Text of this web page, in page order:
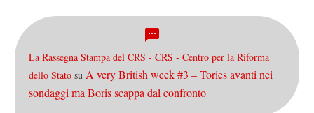
La Rassegna Stampa del CRS - CRS - Centro per la Riforma
dello Stato su A very British week #3 – Tories avanti nei
sondaggi ma Boris scappa dal confronto